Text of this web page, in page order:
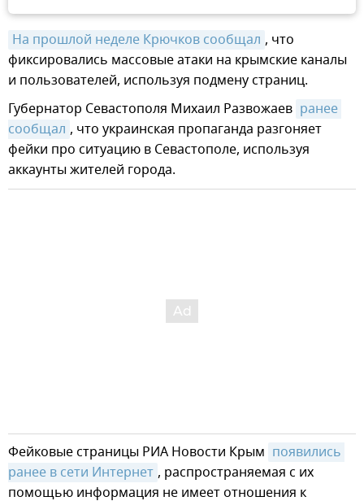
На прошлой неделе Крючков сообщал , что
фиксировались массовые атаки на крымские каналы
и пользователей, используя подмену страниц.
Губернатор Севастополя Михаил Развожаев ранее
сообщал , что украинская пропаганда разгоняет
фейки про ситуацию в Севастополе, используя
аккаунты жителей города.
Фейковые страницы РИА Новости Крым появились
ранее в сети Интернет , распространяемая с их
помощью информация не имеет отношения к